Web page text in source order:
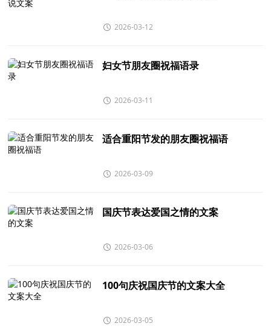
2026-03-12
妇女节朋友圈祝福语录
2026-03-11
适合重阳节发的朋友圈祝福语
2026-03-09
国庆节表达爱国之情的文案
2026-03-06
100句庆祝国庆节的文案大全
2026-03-05